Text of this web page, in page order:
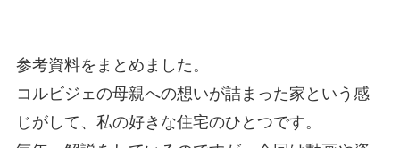
参考資料をまとめました。
コルビジェの母親への想いが詰まった家という感
じがして、私の好きな住宅のひとつです。